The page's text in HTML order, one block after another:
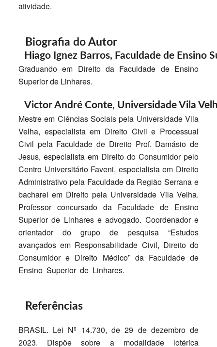
atividade.
Biografia do Autor
Hiago Ignez Barros, Faculdade de Ensino
Graduando em Direito da Faculdade de Ensino
Superior de Linhares.
Victor André Conte, Universidade Vila
Mestre em Ciências Sociais pela Universidade Vila
Velha, especialista em Direito Civil e Processual
Civil pela Faculdade de Direito Prof. Damásio de
Jesus, especialista em Direito do Consumidor pelo
Centro Universitário Faveni, especialista em Direito
Administrativo pela Faculdade da Região Serrana e
bacharel em Direito pela Universidade Vila Velha.
Professor concursado da Faculdade de Ensino
Superior de Linhares e advogado. Coordenador e
orientador do grupo de pesquisa “Estudos
avançados em Responsabilidade Civil, Direito do
Consumidor e Direito Médico” da Faculdade de
Ensino Superior de Linhares.
Referências
BRASIL. Lei Nº 14.730, de 29 de dezembro de
2023. Dispõe sobre a modalidade lotérica